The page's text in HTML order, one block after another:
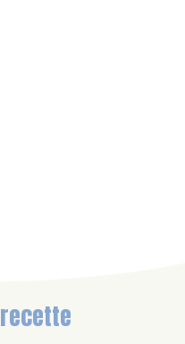
recette